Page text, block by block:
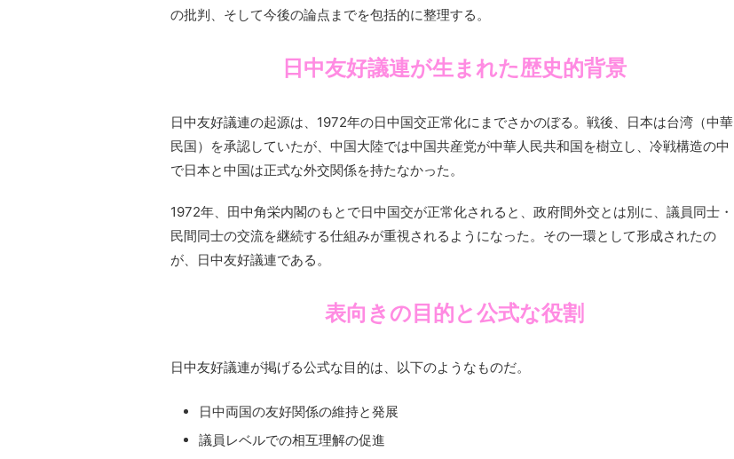
の批判、そして今後の論点までを包括的に整理する。
日中友好議連が生まれた歴史的背景
日中友好議連の起源は、1972年の日中国交正常化にまでさかのぼる。戦後、日本は台湾（中華
民国）を承認していたが、中国大陸では中国共産党が中華人民共和国を樹立し、冷戦構造の中
で日本と中国は正式な外交関係を持たなかった。
1972年、田中角栄内閣のもとで日中国交が正常化されると、政府間外交とは別に、議員同士・
民間同士の交流を継続する仕組みが重視されるようになった。その一環として形成されたの
が、日中友好議連である。
表向きの目的と公式な役割
日中友好議連が掲げる公式な目的は、以下のようなものだ。
日中両国の友好関係の維持と発展
議員レベルでの相互理解の促進